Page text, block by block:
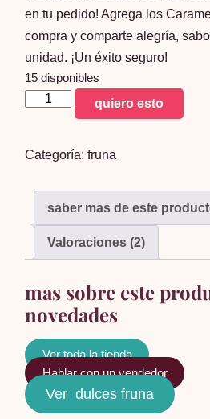
en tu pedido! Agrega los
compra y comparte alegría,
unidad. ¡Un éxito seguro!
15 disponibles
Caramelos
cantidad
quiero esto
Categoría:fruna
saber mas de este
Valoraciones (2)
mas sobre este
novedades
Ver toda la tienda
Hablar con un vendedor
Ver dulces fruna